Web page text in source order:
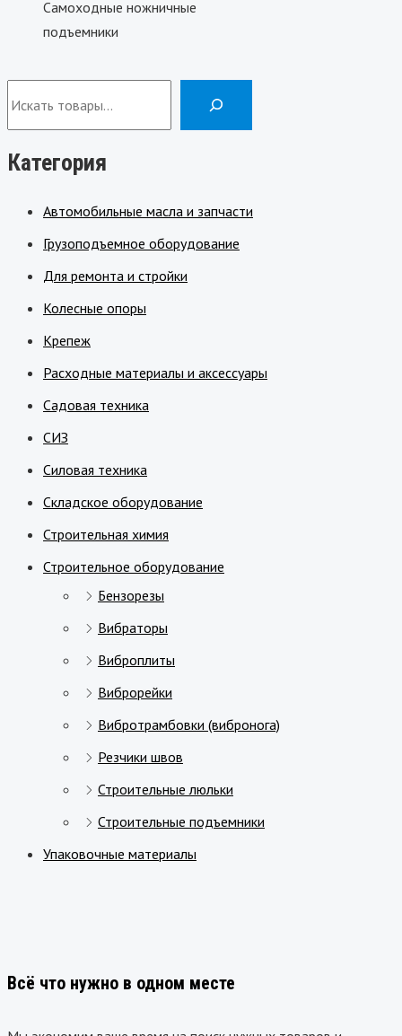
Категория
Автомобильные масла и запчасти
Грузоподъемное оборудование
Для ремонта и стройки
Колесные опоры
Крепеж
Расходные материалы и аксессуары
Садовая техника
СИЗ
Силовая техника
Складское оборудование
Строительная химия
Строительное оборудование
Бензорезы
Вибраторы
Виброплиты
Виброрейки
Вибротрамбовки (вибронога)
Резчики швов
Строительные люльки
Строительные подъемники
Упаковочные материалы
Самоходные ножничные
подъемники
Всё что нужно в одном месте